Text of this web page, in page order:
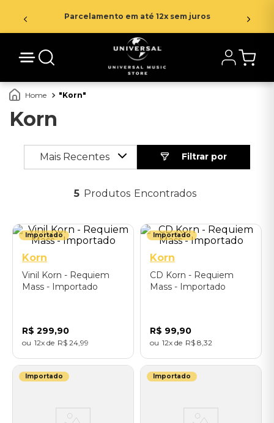
de desconto na sua primeira compra.
Korn
Korn
Mais Recentes
5 Produtos
Importado
Korn
Vinil Korn - Requiem
Mass - Importado
R$ 299,90
12 R$ 24 99
Importado
Korn
CD Korn - Requiem
Mass - Importado
R$ 99,90
12 R$ 8 32
Importado Importado